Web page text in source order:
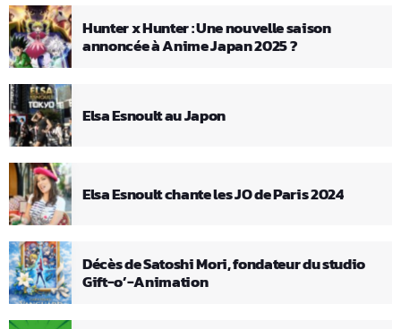
Hunter x Hunter : Une nouvelle saison
annoncée à Anime Japan 2025 ?
Elsa Esnoult au Japon
Elsa Esnoult chante les JO de Paris 2024
Décès de Satoshi Mori, fondateur du studio
Gift-o’-Animation